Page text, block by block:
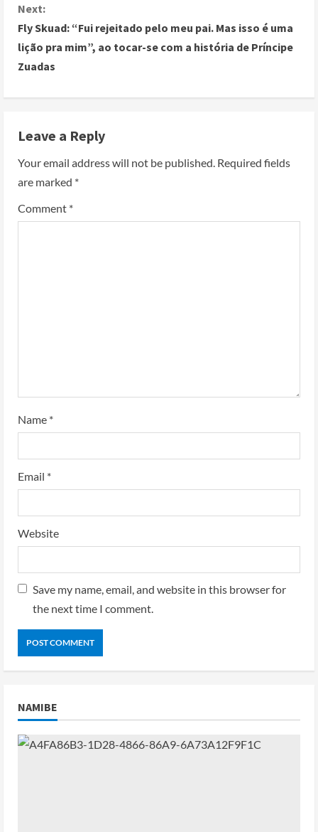
Next:
Fly Skuad: “Fui rejeitado pelo meu pai. Mas isso é uma
lição pra mim”, ao tocar-se com a história de Príncipe
Zuadas
Leave a Reply
Your email address will not be published. Required fields
are marked *
Comment *
Name *
Email *
Website
Save my name, email, and website in this browser for
the next time I comment.
NAMIBE